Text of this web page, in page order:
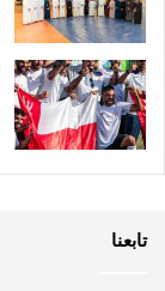
تابعنا